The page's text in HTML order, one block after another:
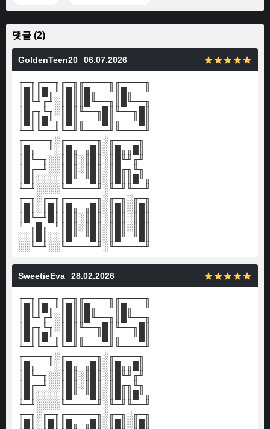
댓글 (2)
GoldenTeen20 06.07.2026
╓─╖╓──╖╓─╖╓────╖╓────╖
║█║║█╓╜║█║║█╓──╜║█╓──╜
║█╙╜╓╜░║█║║█╙──╖║█╙──╖
║█╓╖╙╖░║█║╙──╖█║╙──╖█║
║█║║█╙╖║█║╓──╜█║╓──╜█║
╙─╜╙──╜╙─╜╙────╜╙────╜
╓────╖░╓─────╖░╓────╖
║█╓──╜░║█╓─╖█║░║█╓╖█║
║█╙─╖░░║█║░║█║░║█╙╜╓╜
║█╓─╜░░║█║░║█║░║█╓╖╙╖
║█║░░░░║█╙─╜█║░║█║║█╙╖
╙─╜░░░░╙─────╜░╙─╜╙──╜
╓─╖░╓─╖╓─────╖░╓─╖░╓─╖
║█║░║█║║█╓─╖█║░║█║░║█║
║█╙─╜█║║█║░║█║░║█║░║█║
╙─╖█╓─╜║█║░║█║░║█║░║█║
░░║█║░░║█╙─╜█║░║█╙─╜█║
░░╙─╜░░╙─────╜░╙─────╜
SweetieEva 28.02.2026
╓─╖╓──╖╓─╖╓────╖╓────╖
║█║║█╓╜║█║║█╓──╜║█╓──╜
║█╙╜╓╜░║█║║█╙──╖║█╙──╖
║█╓╖╙╖░║█║╙──╖█║╙──╖█║
║█║║█╙╖║█║╓──╜█║╓──╜█║
╙─╜╙──╜╙─╜╙────╜╙────╜
╓────╖░╓─────╖░╓────╖
║█╓──╜░║█╓─╖█║░║█╓╖█║
║█╙─╖░░║█║░║█║░║█╙╜╓╜
║█╓─╜░░║█║░║█║░║█╓╖╙╖
║█║░░░░║█╙─╜█║░║█║║█╙╖
╙─╜░░░░╙─────╜░╙─╜╙──╜
╓─╖░╓─╖╓─────╖░╓─╖░╓─╖
║█║░║█║║█╓─╖█║░║█║░║█║